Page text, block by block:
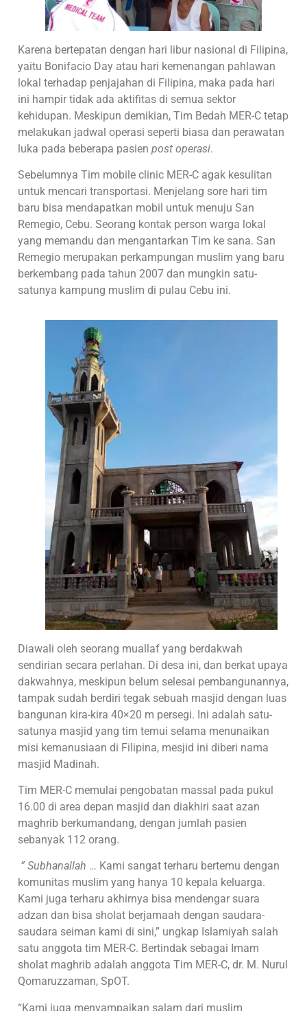
Karena bertepatan dengan hari libur nasional di Filipina,
yaitu Bonifacio Day atau hari kemenangan pahlawan
lokal terhadap penjajahan di Filipina, maka pada hari
ini hampir tidak ada aktifitas di semua sektor
kehidupan. Meskipun demikian, Tim Bedah MER-C tetap
melakukan jadwal operasi seperti biasa dan perawatan
luka pada beberapa pasien post operasi.
Sebelumnya Tim mobile clinic MER-C agak kesulitan
untuk mencari transportasi. Menjelang sore hari tim
baru bisa mendapatkan mobil untuk menuju San
Remegio, Cebu. Seorang kontak person warga lokal
yang memandu dan mengantarkan Tim ke sana. San
Remegio merupakan perkampungan muslim yang baru
berkembang pada tahun 2007 dan mungkin satu-
satunya kampung muslim di pulau Cebu ini.
Diawali oleh seorang muallaf yang berdakwah
sendirian secara perlahan. Di desa ini, dan berkat upaya
dakwahnya, meskipun belum selesai pembangunannya,
tampak sudah berdiri tegak sebuah masjid dengan luas
bangunan kira-kira 40×20 m persegi. Ini adalah satu-
satunya masjid yang tim temui selama menunaikan
misi kemanusiaan di Filipina, mesjid ini diberi nama
masjid Madinah.
Tim MER-C memulai pengobatan massal pada pukul
16.00 di area depan masjid dan diakhiri saat azan
maghrib berkumandang, dengan jumlah pasien
sebanyak 112 orang.
” Subhanallah … Kami sangat terharu bertemu dengan
komunitas muslim yang hanya 10 kepala keluarga.
Kami juga terharu akhirnya bisa mendengar suara
adzan dan bisa sholat berjamaah dengan saudara-
saudara seiman kami di sini,” ungkap Islamiyah salah
satu anggota tim MER-C. Bertindak sebagai Imam
sholat maghrib adalah anggota Tim MER-C, dr. M. Nurul
Qomaruzzaman, SpOT.
“Kami juga menyampaikan salam dari muslim